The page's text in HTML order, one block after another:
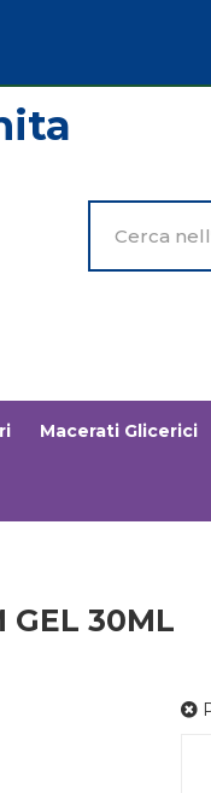
Prodotto
Macerati Glicerici
GEL 30ML